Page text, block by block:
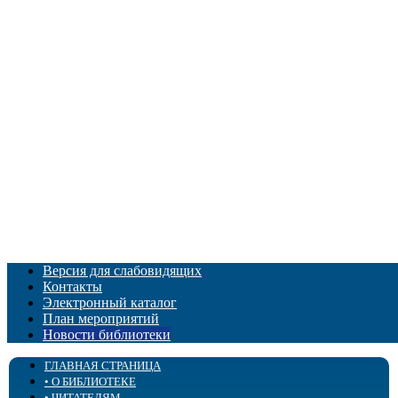
Версия для слабовидящих
Контакты
Электронный каталог
План мероприятий
Новости библиотеки
ГЛАВНАЯ СТРАНИЦА
• О БИБЛИОТЕКЕ